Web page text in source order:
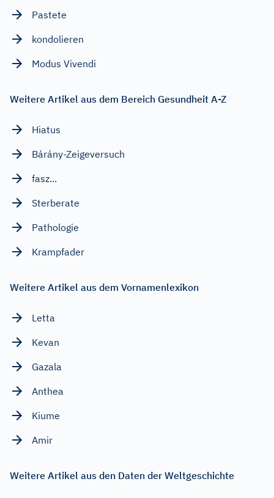
Pastete
kondolieren
Modus Vivendi
Weitere Artikel aus dem Bereich Gesundheit A-Z
Hiatus
Bárány-Zeigeversuch
fasz...
Sterberate
Pathologie
Krampfader
Weitere Artikel aus dem Vornamenlexikon
Letta
Kevan
Gazala
Anthea
Kiume
Amir
Weitere Artikel aus den Daten der Weltgeschichte